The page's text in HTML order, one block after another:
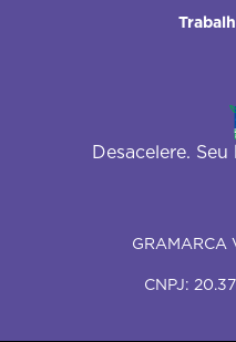
Desacelere.
GRAMARCA
CNPJ: